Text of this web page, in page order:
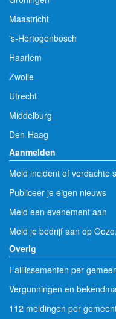
Maastricht
's-Hertogenbosch
Haarlem
Zwolle
Utrecht
Middelburg
Den-Haag
Aanmelden
Meld incident of verdachte
Publiceer je eigen nieuws
Meld een evenement aan
Meld je bedrijf aan op
Overig
Faillissementen per
Vergunningen en
112 meldingen per